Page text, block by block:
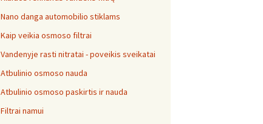
Nano danga automobilio stiklams
Kaip veikia osmoso filtrai
Vandenyje rasti nitratai - poveikis sveikatai
Atbulinio osmoso nauda
Atbulinio osmoso paskirtis ir nauda
Filtrai namui